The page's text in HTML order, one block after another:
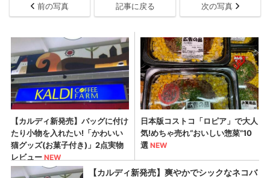
前の写真 記事に戻る 次の写真